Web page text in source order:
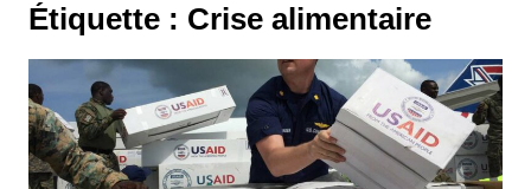
Étiquette : Crise alimentaire